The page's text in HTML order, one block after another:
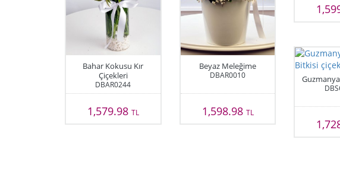
Bahar Kokusu Kır
Çiçekleri
DBAR0244
1,579.98 TL
Beyaz Meleğime
DBAR0010
1,598.98 TL